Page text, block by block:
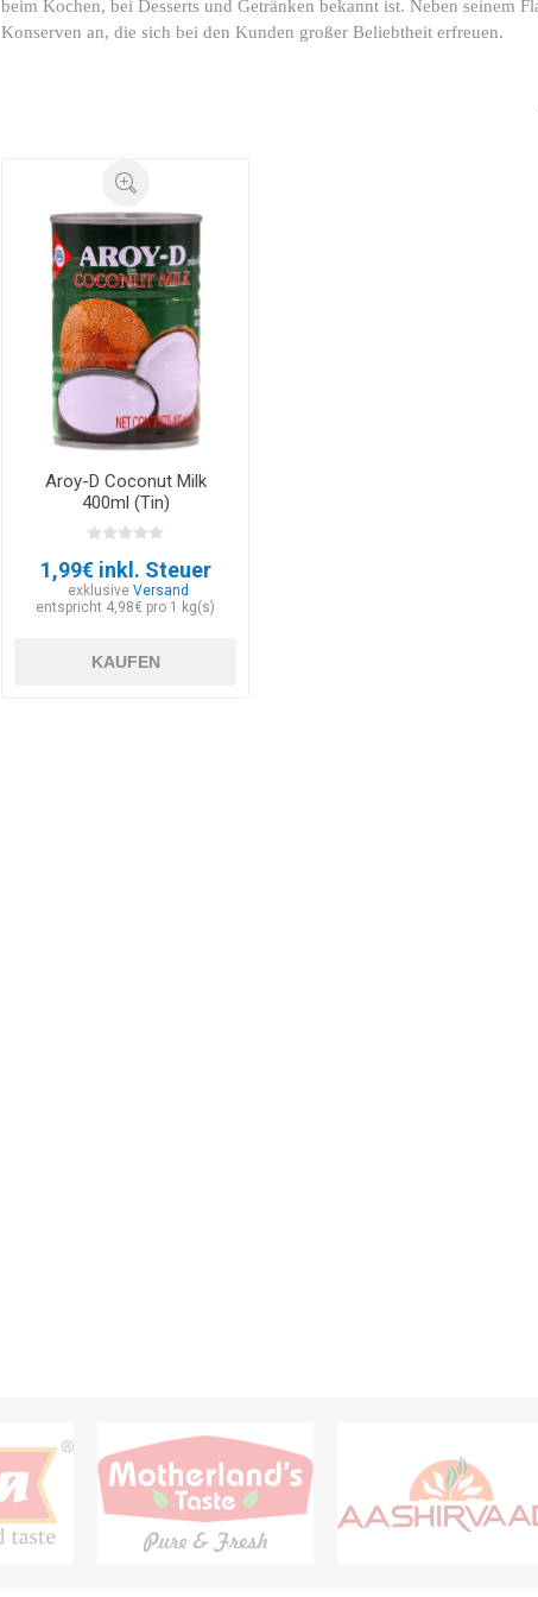
beim Kochen, bei Desserts und Getränken bekannt ist. Neben
Konserven an, die sich bei den Kunden großer Beliebtheit erfreuen.
Aroy-D Coconut Milk
400ml (Tin)
1,99€ inkl. Steuer
exklusiveVersand
entspricht 4,98€ pro 1 kg(s)
KAUFEN